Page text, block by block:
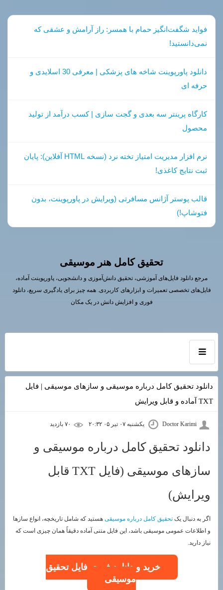
فواید شگفت‌انگیز حمام با همسر: راز آرامش و عشقی که
نمی‌دانستید!
دانلود پاورپوینت شاخه های پزشکی | معرفی 30 اسلایدی و
حرفه ای
کارگاه پرینتر سه بعدی و گجت سازی | کسب درآمد از تولید
محصول
نرم افزار مدیریت امتیاز تخته نرد (نسخه HTML آفلاین): پایان
ثبت نتایج کاغذی!
قالب پوستر آژانس مسافرتی (ویرایش در پاورپوینت، بدون
فتوشاپ!)
تحقیق کامل هنر موسیقی
مرجع دانلود فایل‌های آموزشی، تحقیق دانش‌آموزی و دانشجویی، پاورپوینت آماده،
فایل‌های تخصصی تعمیرات و ابزارهای کاربردی. همه چیز برای یادگیری سریع، دانلود
فوری و افزایش دانش در یک مکان
دانلود تحقیق کامل درباره موسیقی و سازهای موسیقی | فایل
TXT آماده و قابل ویرایش
Doctor Karimi یکشنبه ۰۷ تیر ۰۵ ۲۰:۳۲
دانلود تحقیق کامل درباره موسیقی و
سازهای موسیقی (فایل TXT قابل
ویرایش)
اگر به دنبال یک تحقیق کامل درباره موسیقی هستید که شامل تاریخچه، انواع سازها
و اطلاعات عمومی موسیقی باشد، این فایل متنی آماده دقیقاً همان چیزی است که
نیاز دارید.
خرید و دانلود فوری فایل تحقیق
موسیقی